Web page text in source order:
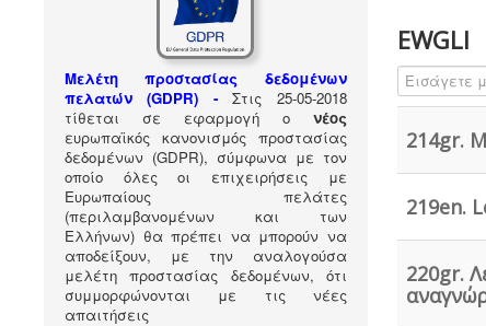
Μελέτη προστασίας δεδομένων
πελατών (GDPR) -
Στις 25-05-2018
τίθεται σε εφαρμογή ο νέος
ευρωπαϊκός κανονισμός προστασίας
δεδομένων (GDPR), σύμφωνα με τον
οποίο όλες οι επιχειρήσεις με
Ευρωπαίους πελάτες
(περιλαμβανομένων και των
Ελλήνων) θα πρέπει να μπορούν να
αποδείξουν, με την αναλογούσα
μελέτη προστασίας δεδομένων, ότι
συμμορφώνονται με τις νέες
απαιτήσεις
EWGLI
Εισάγετε
214gr.
219en.
220gr.